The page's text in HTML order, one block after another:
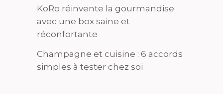
KoRo réinvente la gourmandise
avec une box saine et
réconfortante
Champagne et cuisine : 6 accords
simples à tester chez soi